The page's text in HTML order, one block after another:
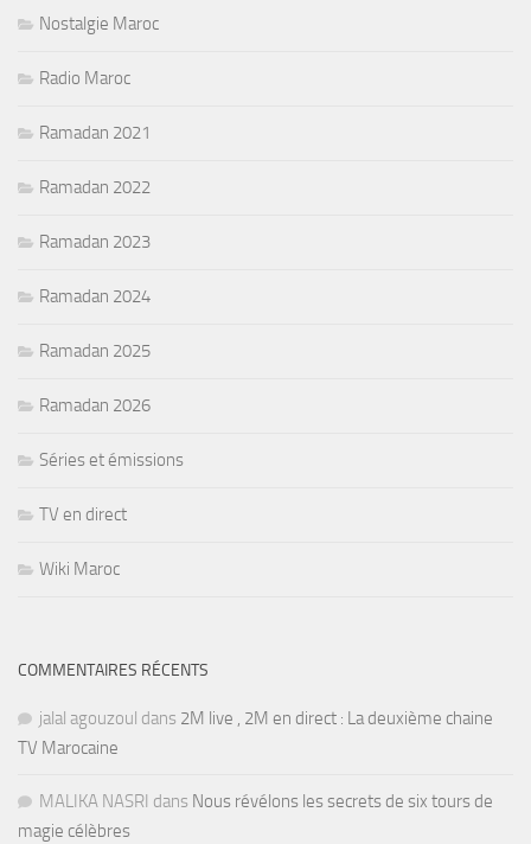
Nostalgie Maroc
Radio Maroc
Ramadan 2021
Ramadan 2022
Ramadan 2023
Ramadan 2024
Ramadan 2025
Ramadan 2026
Séries et émissions
TV en direct
Wiki Maroc
COMMENTAIRES RÉCENTS
jalal agouzoul dans 2M live , 2M en direct : La deuxième chaine
TV Marocaine
MALIKA NASRI dans Nous révélons les secrets de six tours de
magie célèbres